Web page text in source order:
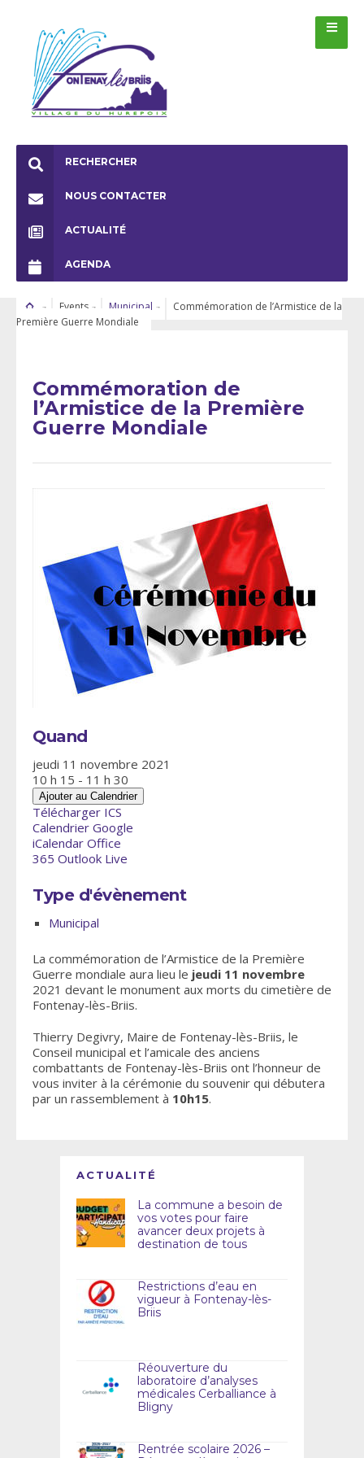
RECHERCHER
NOUS CONTACTER
ACTUALITÉ
AGENDA
Events Municipal
Commémoration de l’Armistice de la
Première Guerre Mondiale
Commémoration de
l’Armistice de la Première
Guerre Mondiale
Quand
jeudi 11 novembre 2021
10 h 15 - 11 h 30
Ajouter au Calendrier
Télécharger ICS
Calendrier Google
iCalendar Office
365 Outlook Live
Type d'évènement
Municipal
La commémoration de l’Armistice de la Première
Guerre mondiale aura lieu le jeudi 11 novembre
2021 devant le monument aux morts du cimetière de
Fontenay-lès-Briis.
Thierry Degivry, Maire de Fontenay-lès-Briis, le
Conseil municipal et l’amicale des anciens
combattants de Fontenay-lès-Briis ont l’honneur de
vous inviter à la cérémonie du souvenir qui débutera
par un rassemblement à 10h15.
ACTUALITÉ
La commune a besoin de
vos votes pour faire
avancer deux projets à
destination de tous
Restrictions d’eau en
vigueur à Fontenay-lès-
Briis
Réouverture du
laboratoire d’analyses
médicales Cerballiance à
Bligny
Rentrée scolaire 2026 –